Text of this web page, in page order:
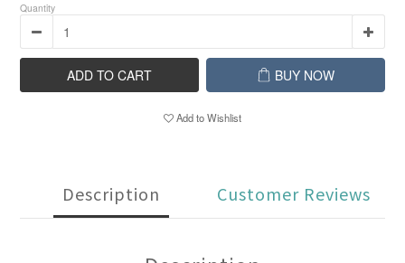
Quantity
ADD TO CART BUY NOW
Add to Wishlist
Description Customer Reviews